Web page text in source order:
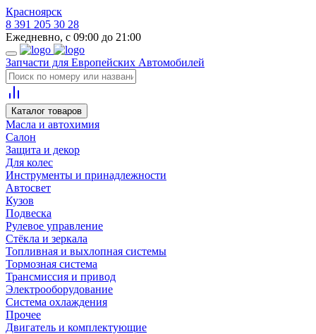
Красноярск
8 391 205 30 28
Ежедневно, с 09:00 до 21:00
Запчасти для Европейских Автомобилей
Каталог товаров
Масла и автохимия
Салон
Защита и декор
Для колес
Инструменты и принадлежности
Автосвет
Кузов
Подвеска
Рулевое управление
Стёкла и зеркала
Топливная и выхлопная системы
Тормозная система
Трансмиссия и привод
Электрооборудование
Система охлаждения
Прочее
Двигатель и комплектующие